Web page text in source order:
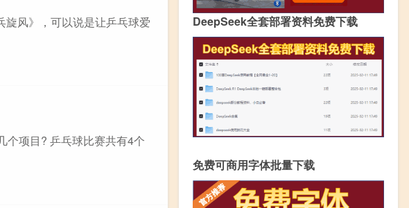
风》，可以说是让乒乓球爱
个项目? 乒乓球比赛共有4个
DeepSeek全套部署资料免费下载
免费可商用字体批量下载